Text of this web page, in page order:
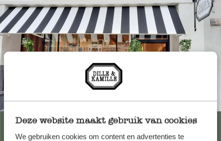
Deze website maakt gebruik van cookies
We gebruiken cookies om content en advertenties te
Toujours à proximité
Voir les 62 magasins